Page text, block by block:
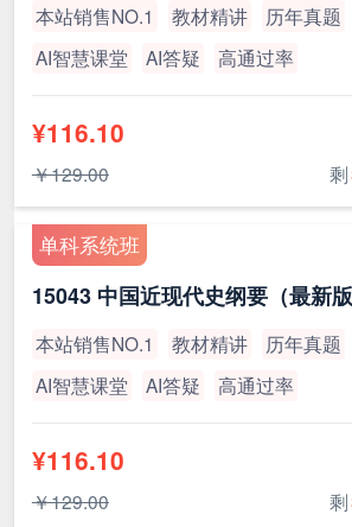
本站销售NO.1 教材精讲 历年真题
AI智慧课堂
AI答疑 高通过率
¥116.10
￥129.00 剩
单科系统班
15043 中国近现代史纲要（最新版
本站销售NO.1 教材精讲 历年真题
AI智慧课堂
AI答疑 高通过率
¥116.10
￥129.00 剩